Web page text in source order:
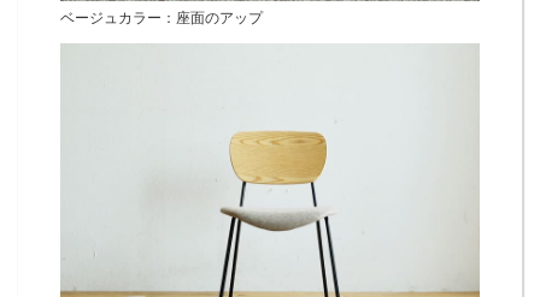
ベージュカラー：座面のアップ